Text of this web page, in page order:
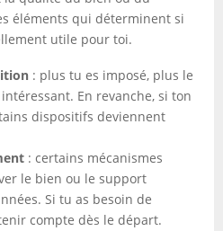
éléments qui déterminent si
utile pour toi.
: plus tu es imposé, plus le
En revanche, si ton
dispositifs deviennent
: certains mécanismes
le bien ou le support
Si tu as besoin de
compte dès le départ.